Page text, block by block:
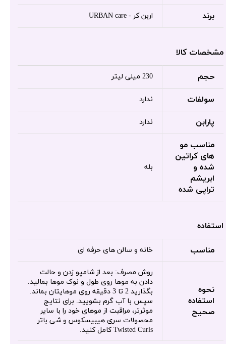
برند اربن کر - URBAN care
مشخصات کالا
حجم 230 میلی لیتر
سولفات ندارد
پارابن ندارد
مناسب مو
های کراتین
شده و
ابریشم
تراپی شده
بله
استفاده
مناسب خانه و سالن های حرفه ای
نحوه
استفاده
صحیح
روش مصرف: بعد از شامپو زدن و حالت
دادن به موها روی طول و نوک موها بمالید.
بگذارید 2 تا 3 دقیقه روی موهایتان بماند.
سپس با آب گرم بشویید. برای نتایج
موثرتر، مراقبت از موهای خود را با سایر
محصولات سری هیبیسکوس و شی باتر
Twisted Curls کامل کنید.